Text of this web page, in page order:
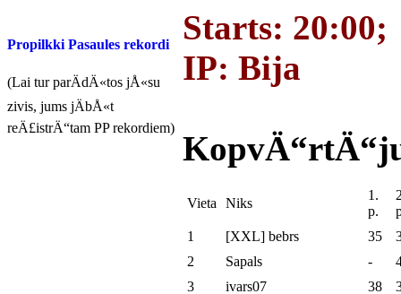
Propilkki Pasaules rekordi
(Lai tur parÄdÄ«tos jÅ«su
zivis, jums jÄbÅ«t
reÄ£istrÄ“tam PP rekordiem)
Starts: 20:00;
IP: Bija
Vieta Niks
1.
p.
1
[XXL] bebrs 35
2
Sapals -
3
ivars07 38